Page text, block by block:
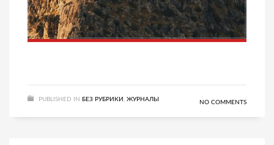
PUBLISHED IN БЕЗ РУБРИКИ , ЖУРНАЛЫ NO COMMENTS